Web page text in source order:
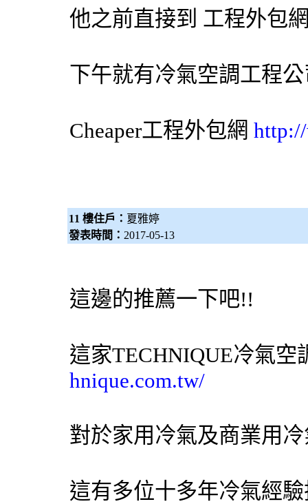
他之前直接到 工程外包
下午就有冷氣空調工程
Cheaper工程外包網
11 樓住戶： 夏雅婷
發表時間： 2017-05-13
這邊的推薦一下吧!!
這家TECHNIQUE冷氣空
hnique.com.tw/
對於家用 冷氣及商業用
這有多位十多年冷氣經